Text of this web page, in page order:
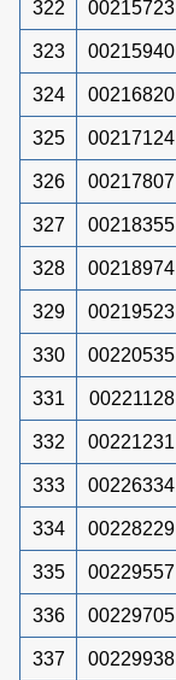
322 00215723
323 00215940
324 00216820
325 00217124
326 00217807
327 00218355
328 00218974
329 00219523
330 00220535
331 00221128
332 00221231
333 00226334
334 00228229
335 00229557
336 00229705
337 00229938